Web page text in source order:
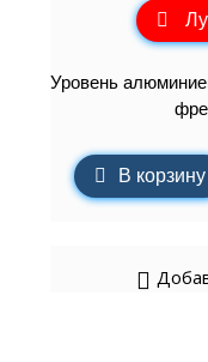
Уровень
В корзину